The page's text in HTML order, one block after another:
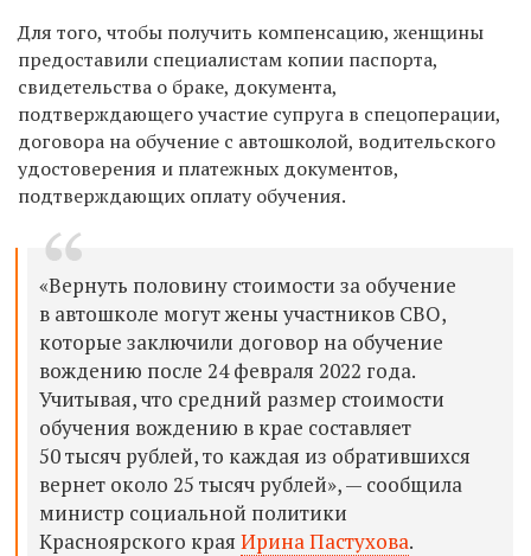
Для того, чтобы получить компенсацию, женщины
предоставили специалистам копии паспорта,
свидетельства о браке, документа,
подтверждающего участие супруга в спецоперации,
договора на обучение с автошколой, водительского
удостоверения и платежных документов,
подтверждающих оплату обучения.
«Вернуть половину стоимости за обучение
в автошколе могут жены участников СВО,
которые заключили договор на обучение
вождению после 24 февраля 2022 года.
Учитывая, что средний размер стоимости
обучения вождению в крае составляет
50 тысяч рублей, то каждая из обратившихся
вернет около 25 тысяч рублей», — сообщила
министр социальной политики
Красноярского края Ирина Пастухова.